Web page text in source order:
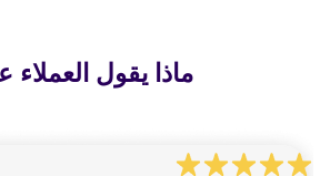
ماذا يقول العملاء